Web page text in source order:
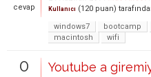
cevap
Kullanıcı (120 puan)
windows7
bootcamp
macintosh
wifi
0
Youtube a